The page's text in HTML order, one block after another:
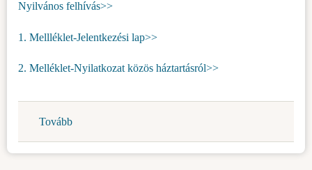
Nyilvános felhívás>>
1. Mellléklet-Jelentkezési lap>>
2. Melléklet-Nyilatkozat közös háztartásról>>
Tovább
felhívás
az